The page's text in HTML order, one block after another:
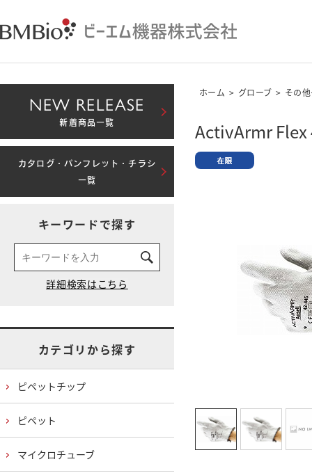
ホーム > グローブ > その
ActivArmr Flex
NEW RELEASE
新着商品一覧
カタログ・パンフレット・チラシ
一覧
キーワードで探す
カテゴリから探す
ピペットチップ
ピペット
マイクロチューブ